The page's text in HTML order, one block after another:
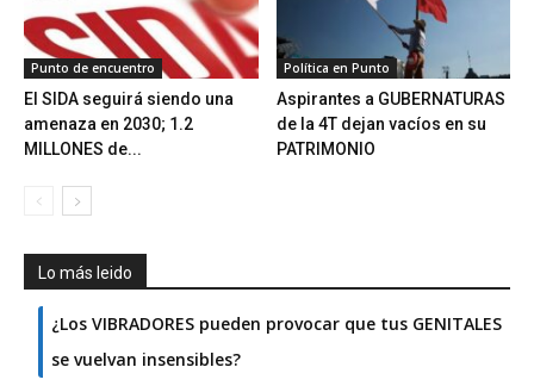
Punto de encuentro
El SIDA seguirá siendo una
amenaza en 2030; 1.2
MILLONES de...
Política en Punto
Aspirantes a GUBERNATURAS
de la 4T dejan vacíos en su
PATRIMONIO
Lo más leido
¿Los VIBRADORES pueden provocar que tus GENITALES
se vuelvan insensibles?